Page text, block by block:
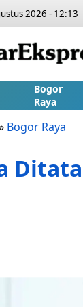
2026 - 12:13
Bogor
Raya
Bogor Raya